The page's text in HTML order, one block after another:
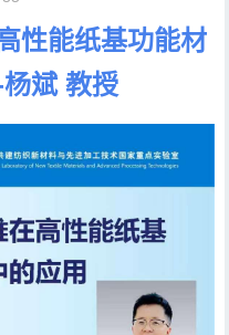
性能纸基功能材
斌 教授